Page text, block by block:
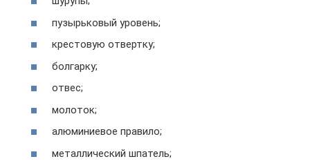
пузырьковый уровень;
крестовую отвертку;
болгарку;
отвес;
молоток;
алюминиевое правило;
металлический шпатель;